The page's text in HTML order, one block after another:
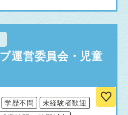
運営委員会・児童
学歴不問
未経験者歓迎